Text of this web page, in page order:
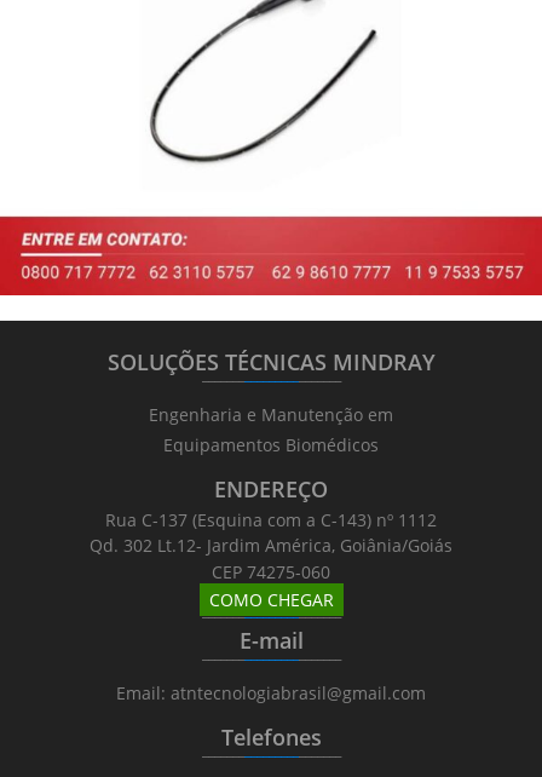
SOLUÇÕES TÉCNICAS MINDRAY
_______________________
Engenharia e Manutenção em
Equipamentos Biomédicos
ENDEREÇO
Rua C-137 (Esquina com a C-143) nº 1112
Qd. 302 Lt.12- Jardim América, Goiânia/Goiás
CEP 74275-060
COMO CHEGAR
_______________________
E-mail
_______________________
Email: atntecnologiabrasil@gmail.com
Telefones
_______________________